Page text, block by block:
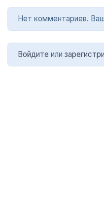
Нет комментариев.
Войдите или